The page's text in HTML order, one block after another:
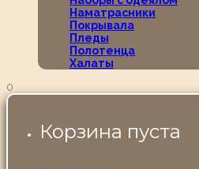
Наматрасники
Покрывала
Пледы
Полотенца
Халаты
0
Корзина пуста